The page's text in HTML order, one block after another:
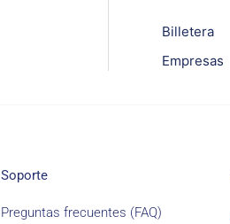
Billetera
Empresas
Soporte
Preguntas frecuentes (FAQ)